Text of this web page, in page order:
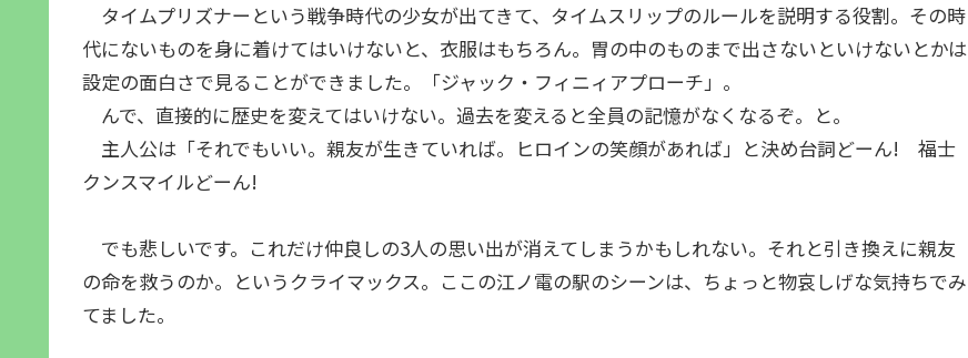
タイムプリズナーという戦争時代の少女が出てきて、タイムスリップのルールを説明する役割。その時
代にないものを身に着けてはいけないと、衣服はもちろん。胃の中のものまで出さないといけないとかは
設定の面白さで見ることができました。「ジャック・フィニィアプローチ」。
んで、直接的に歴史を変えてはいけない。過去を変えると全員の記憶がなくなるぞ。と。
主人公は「それでもいい。親友が生きていれば。ヒロインの笑顔があれば」と決め台詞どーん! 福士
クンスマイルどーん!
でも悲しいです。これだけ仲良しの3人の思い出が消えてしまうかもしれない。それと引き換えに親友
の命を救うのか。というクライマックス。ここの江ノ電の駅のシーンは、ちょっと物哀しげな気持ちでみ
てました。